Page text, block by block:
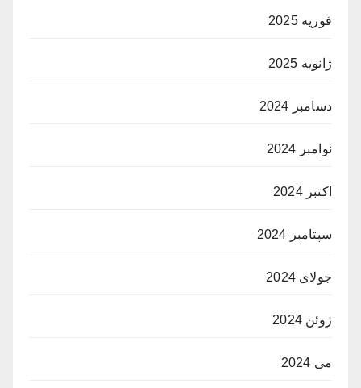
فوریه 2025
ژانویه 2025
دسامبر 2024
نوامبر 2024
اکتبر 2024
سپتامبر 2024
جولای 2024
ژوئن 2024
می 2024